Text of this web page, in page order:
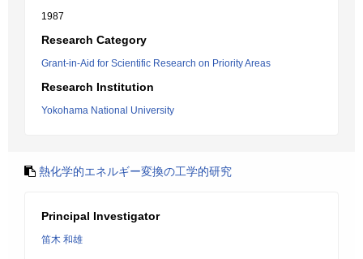
1987
Research Category
Grant-in-Aid for Scientific Research on Priority Areas
Research Institution
Yokohama National University
熱化学的エネルギー変換の工学的研究
Principal Investigator
笛木 和雄